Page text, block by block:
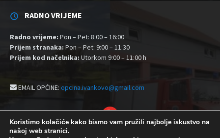
RADNO VRIJEME
Radno vrijeme: Pon – Pet: 8:00 – 16:00
Prijem stranaka: Pon – Pet: 9:00 – 11:30
Prijem kod načelnika: Utorkom 9:00 – 11:00 h
EMAIL OPĆINE: opcina.ivankovo@gmail.com
YouTube
Izjava o pristupačnosti
Koristimo kolačiće kako bismo vam pružili najbolje iskustvo na
našoj web stranici.